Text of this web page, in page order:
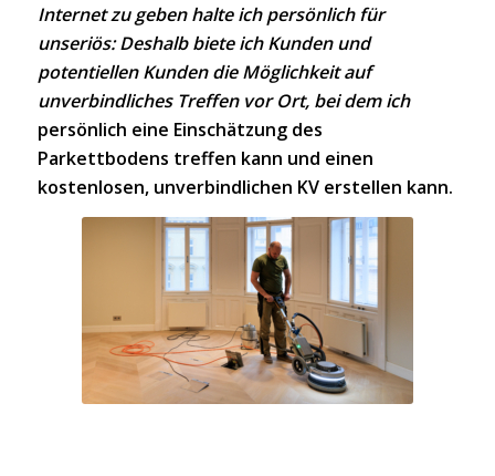
Internet zu geben halte ich persönlich für
unseriös: Deshalb biete ich Kunden und
potentiellen Kunden die Möglichkeit auf
unverbindliches Treffen vor Ort, bei dem ich
persönlich eine Einschätzung des
Parkettbodens treffen kann und einen
kostenlosen, unverbindlichen KV erstellen kann.